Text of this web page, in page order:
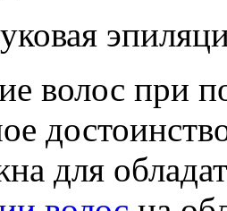
волос при
для